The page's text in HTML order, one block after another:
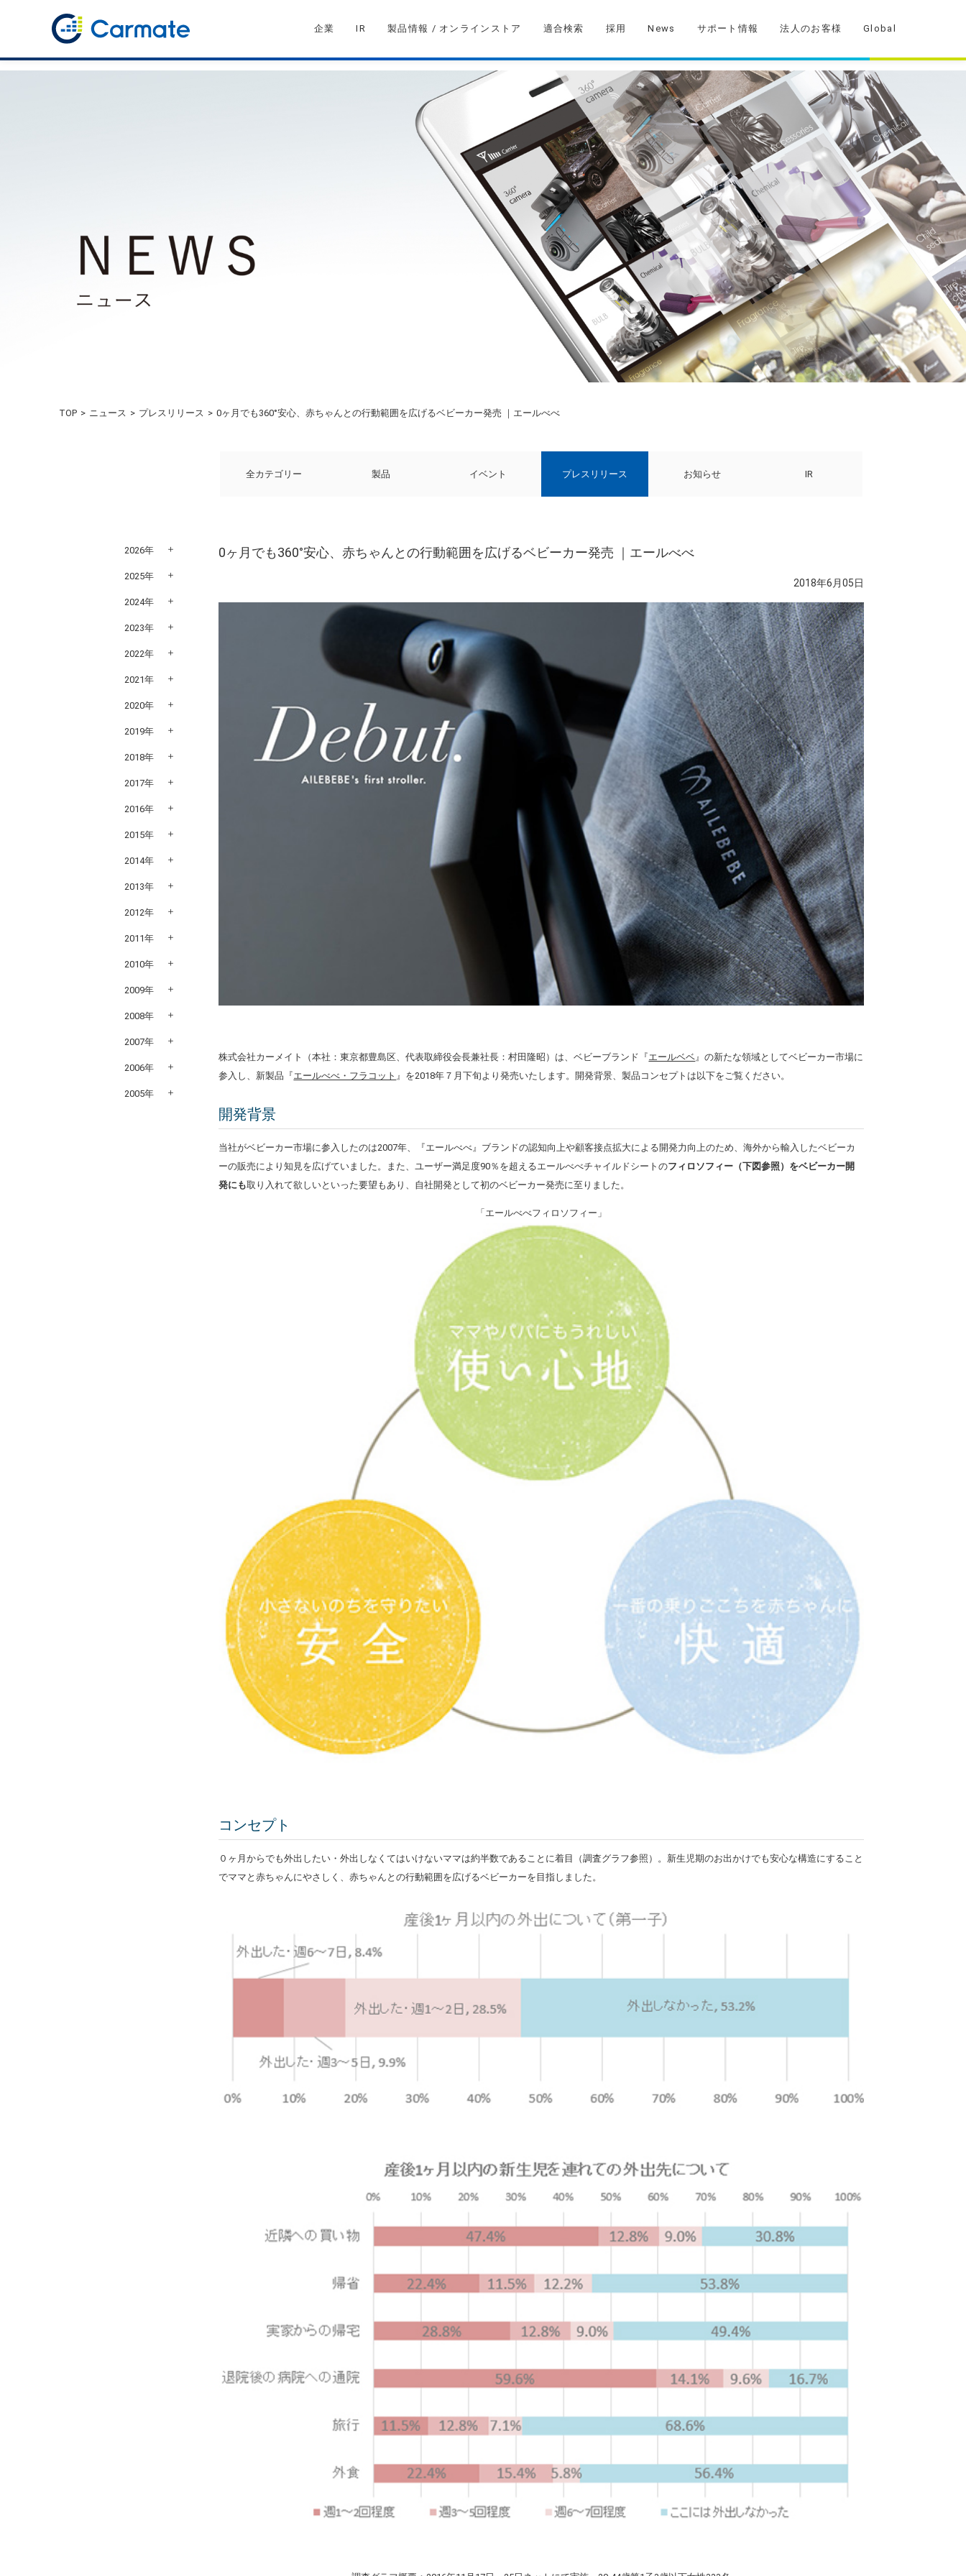
企業 IR 製品情報 / オンラインストア 適合検索 採用 News サポート情報 法人のお客様 Global
TOP ニュース プレスリリース 0ヶ月でも360°安心、赤ちゃんとの行動範囲を広げるベビーカー発売 ｜エールべべ
全カテゴリー 製品 イベント プレスリリース お知らせ IR
0ヶ月でも360°安心、赤ちゃんとの行動範囲を広げるベビーカー発売 ｜エールべべ
2018年6月05日
株式会社カーメイト（本社：東京都豊島区、代表取締役会長兼社長：村田隆昭）は、ベビーブランド『エールベベ』の新たな領域としてベビーカー市場に
参入し、新製品『エールべべ・フラコット 』を2018年７月下旬より発売いたします。開発背景、製品コンセプトは以下をご覧ください。
開発背景
当社がベビーカー市場に参入したのは2007年、『エールべべ』ブランドの認知向上や顧客接点拡大による開発力向上のため、海外から輸入したベビーカ
ーの販売により知見を広げていました。また、ユーザー満足度90％を超えるエールべべチャイルドシートのフィロソフィー（下図参照） をベビーカー開
発にも取り入れて欲しいといった要望もあり、自社開発として初のベビーカー発売に至りました。
「エールべべフィロソフィー」
コンセプト
０ヶ月からでも外出したい・外出しなくてはいけないママは約半数であることに着目（調査グラフ参照）。新生児期のお出かけでも安心な構造にすること
でママと赤ちゃんにやさしく、赤ちゃんとの行動範囲を広げるベビーカーを目指しました。
2026年
2025年
2024年
2023年
2022年
2021年
2020年
2019年
2018年
2017年
2016年
2015年
2014年
2013年
2012年
2011年
2010年
2009年
2008年
2007年
2006年
2005年